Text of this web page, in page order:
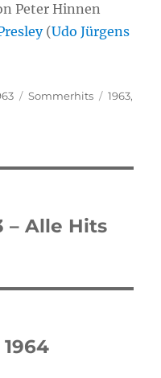
Peter Hinnen
(Udo Jürgens
Kategorien
Sommerhits 1963,
– Alle Hits